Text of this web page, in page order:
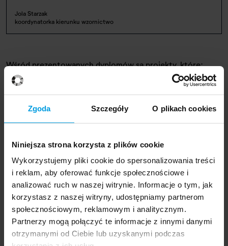
Zgoda Szczegóły O plikach cookies
Niniejsza strona korzysta z plików cookie
Wykorzystujemy pliki cookie do spersonalizowania treści
i reklam, aby oferować funkcje społecznościowe i
analizować ruch w naszej witrynie. Informacje o tym, jak
korzystasz z naszej witryny, udostępniamy partnerom
społecznościowym, reklamowym i analitycznym.
Partnerzy mogą połączyć te informacje z innymi danymi
otrzymanymi od Ciebie lub uzyskanymi podczas
Jola Starzak
koordynatorka kierunku wzornictwo
Wśród prezentowanych dyplomów są projekty, które:
eksplorują pamięć i emocje – zarówno w wymiarze
indywidualnym, jak i zbiorowym;
dotyczą cielesności, percepcji, ruchu, zdrowia, bólu
oraz komfortu sensorycznego;
się relacjom człowieka z miastem i naturą;
reinterpretują tradycję i rzemiosło oraz kulturą
popularną i ludową;
przyjmują krytyczną postawę wobec technologii –
badają jej wpływ na relacje, komunikację i systemy
nadzoru;
wpisują się w design społeczny i inkluzywny –
odpowiadają na potrzeby grup wykluczonych,